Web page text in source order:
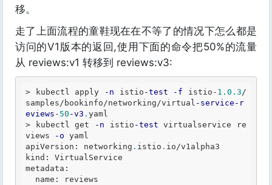
移。
走了上面流程的童鞋现在在不等了的情况下怎么都是
访问的V1版本的返回,使用下面的命令把50%的流量
从 reviews:v1 转移到 reviews:v3:
> kubectl apply -n istio -test -f istio - 1.0 .3/
samples/bookinfo/networking/virtual -service -r
eviews - 50 -v3 .
> kubectl get -n istio -test virtualservice re
views
-o yaml
apiVersion: networking . istio . io/v1alpha3
kind: VirtualService
metadata: